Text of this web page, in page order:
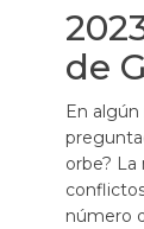
de
En
orbe?
número